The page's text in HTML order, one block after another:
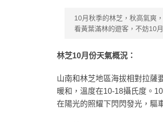
10月秋季的林芝，秋高氣爽
看黃葉滿林的遊客，不妨10
林芝10月份天氣概況：
山南和林芝地區海拔相對拉薩
暖和，溫度在10-18攝氏度。
在陽光的照耀下閃閃發光，驅